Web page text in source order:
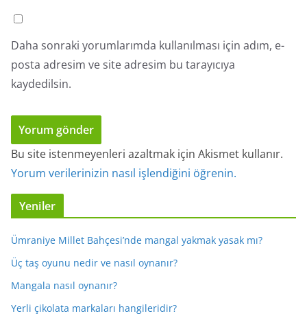
Daha sonraki yorumlarımda kullanılması için adım, e-
posta adresim ve site adresim bu tarayıcıya
kaydedilsin.
Bu site istenmeyenleri azaltmak için Akismet kullanır.
Yorum verilerinizin nasıl işlendiğini öğrenin.
Yeniler
Ümraniye Millet Bahçesi’nde mangal yakmak yasak mı?
Üç taş oyunu nedir ve nasıl oynanır?
Mangala nasıl oynanır?
Yerli çikolata markaları hangileridir?